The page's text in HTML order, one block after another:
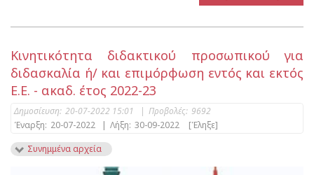
Κινητικότητα διδακτικού προσωπικού για
διδασκαλία ή/ και επιμόρφωση εντός και εκτός
Ε.Ε. - ακαδ. έτος 2022-23
Δημοσίευση: 20-07-2022 15:01 | Προβολές: 9692
Έναρξη: 20-07-2022 | Λήξη: 30-09-2022
[Έληξε]
Συνημμένα αρχεία